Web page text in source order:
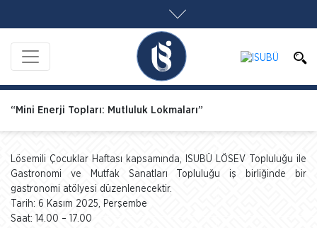
“Mini Enerji Topları: Mutluluk Lokmaları”
Lösemili Çocuklar Haftası kapsamında, ISUBÜ LÖSEV Topluluğu ile
Gastronomi ve Mutfak Sanatları Topluluğu iş birliğinde bir
gastronomi atölyesi düzenlenecektir.
Tarih: 6 Kasım 2025, Perşembe
Saat: 14.00 – 17.00